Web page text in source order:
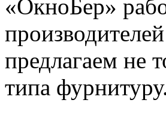
«ОкноБер»
предлагаем не
типа